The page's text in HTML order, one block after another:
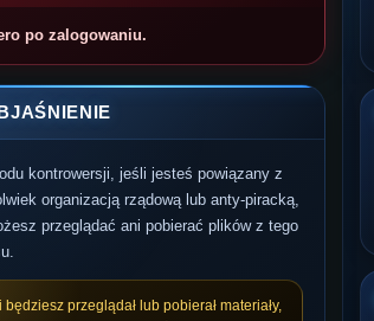
po zalogowaniu.
kontrowersji, jeśli jesteś powiązany z
organizacją rządową lub anty-piracką,
przeglądać ani pobierać plików z tego
będziesz przeglądał lub pobierał materiały,